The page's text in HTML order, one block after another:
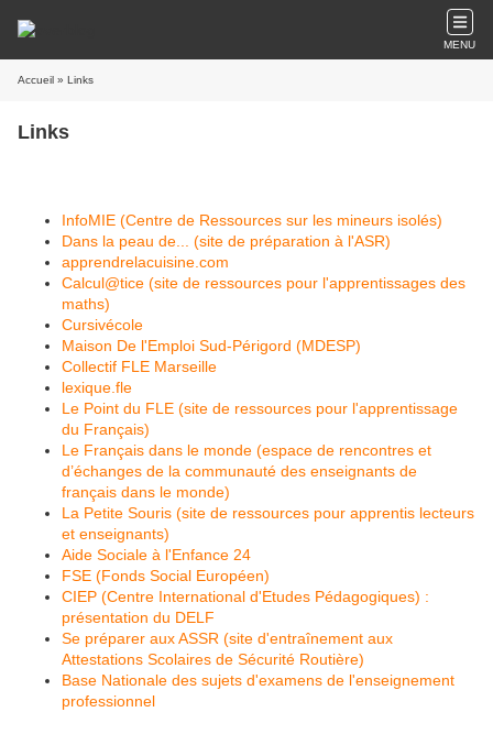
MENU
Accueil » Links
Links
InfoMIE (Centre de Ressources sur les mineurs isolés)
Dans la peau de... (site de préparation à l'ASR)
apprendrelacuisine.com
Calcul@tice (site de ressources pour l'apprentissages des
maths)
Cursivécole
Maison De l'Emploi Sud-Périgord (MDESP)
Collectif FLE Marseille
lexique.fle
Le Point du FLE (site de ressources pour l'apprentissage
du Français)
Le Français dans le monde (espace de rencontres et
d’échanges de la communauté des enseignants de
français dans le monde)
La Petite Souris (site de ressources pour apprentis lecteurs
et enseignants)
Aide Sociale à l'Enfance 24
FSE (Fonds Social Européen)
CIEP (Centre International d'Etudes Pédagogiques) :
présentation du DELF
Se préparer aux ASSR (site d'entraînement aux
Attestations Scolaires de Sécurité Routière)
Base Nationale des sujets d'examens de l'enseignement
professionnel